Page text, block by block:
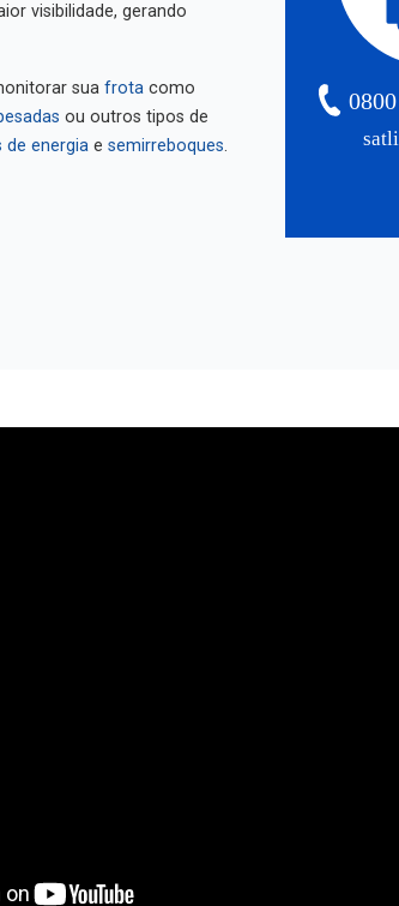
visibilidade, gerando
sua frota como
ou outros tipos de
de energia e semirreboques.